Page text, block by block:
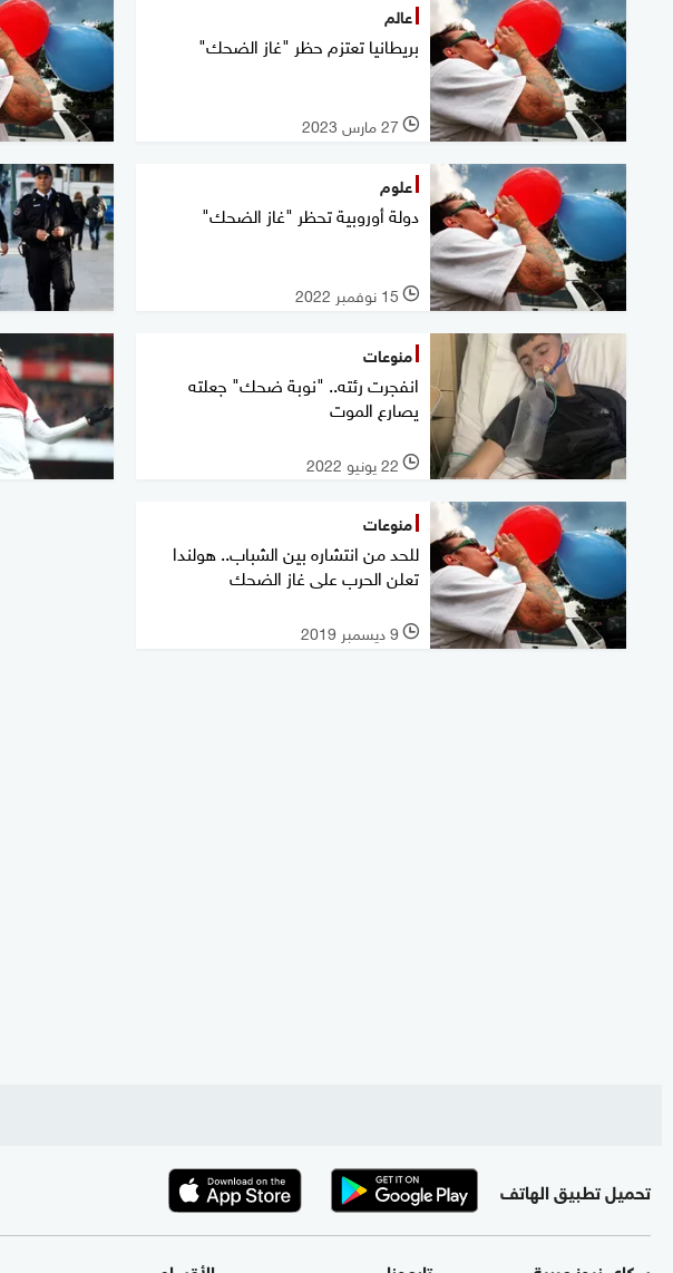
عالم
بريطانيا تعتزم حظر "غاز الضحك"
l 27 مارس 2023
علوم
دولة أوروبية تحظر "غاز الضحك"
l 15 نوفمبر 2022
منوعات
انفجرت رئته.. "نوبة ضحك" جعلته
يصارع الموت
l 22 يونيو 2022
منوعات
للحد من انتشاره بين الشباب.. هولندا
تعلن الحرب على غاز الضحك
l 9 ديسمبر 2019
تحميل تطبيق الهاتف